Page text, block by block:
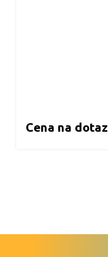
Cena na dotaz